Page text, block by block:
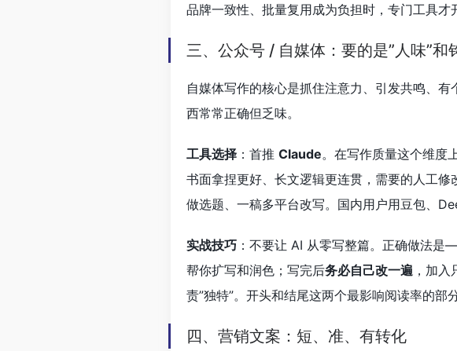
品牌一致性、批量复用成为负担时，专门工具才
三、公众号 / 自媒体：要的是”人味”和
自媒体写作的核心是抓住注意力、引发共鸣、
西常常正确但乏味。
工具选择 ：首推 Claude。在写作质量这个维度
书面拿捏更好、长文逻辑更连贯，需要的人工修
做选题、一稿多平台改写。国内用户用豆包、
实战技巧 ：不要让 AI 从零写整篇。正确做法
帮你扩写和润色；写完后务必自己改一遍 ，加
责”独特”。开头和结尾这两个最影响阅读率的部
四、营销文案：短、准、有转化